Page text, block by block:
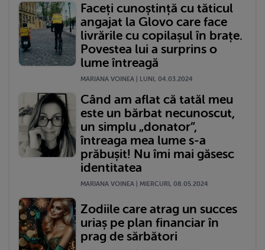
Faceți cunoștință cu tăticul
angajat la Glovo care face
livrările cu copilașul în brațe.
Povestea lui a surprins o
lume întreagă
MARIANA VOINEA | LUNI, 04.03.2024
Când am aflat că tatăl meu
este un bărbat necunoscut,
un simplu „donator”,
întreaga mea lume s-a
prăbușit! Nu îmi mai găsesc
identitatea
MARIANA VOINEA | MIERCURI, 08.05.2024
Zodiile care atrag un succes
uriaș pe plan financiar în
prag de sărbători